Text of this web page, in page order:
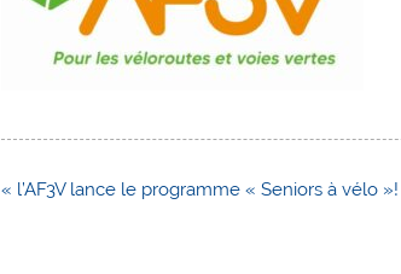
Navigation
« l’AF3V lance le programme « Seniors à vélo »!